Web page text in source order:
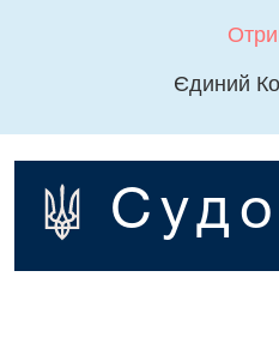
Єдиний